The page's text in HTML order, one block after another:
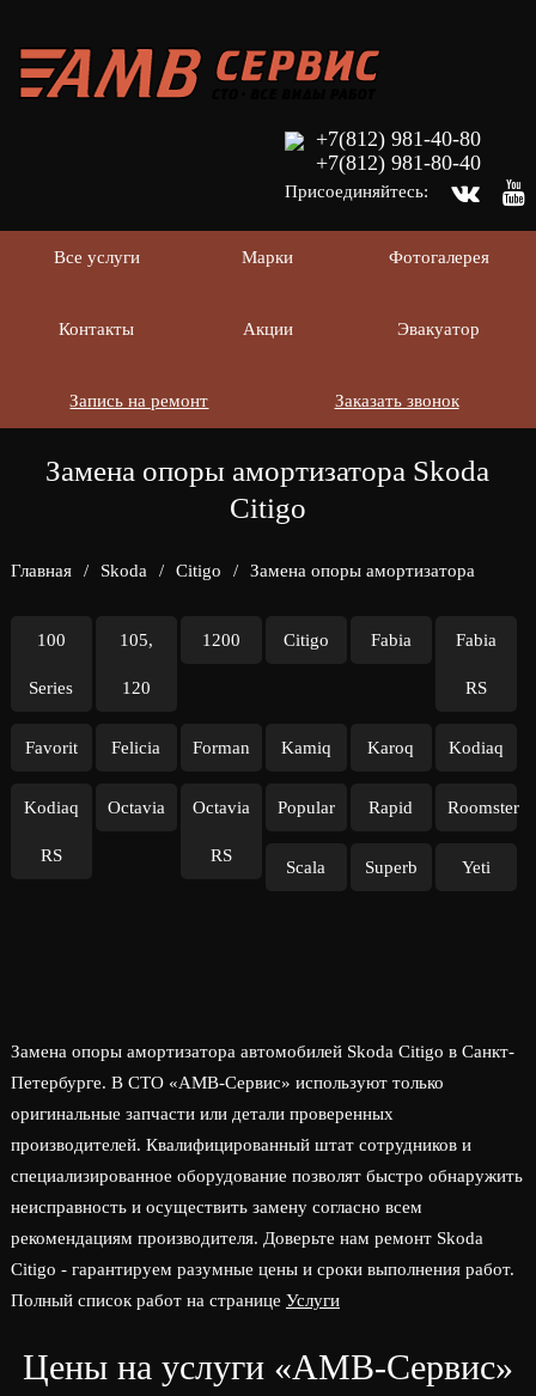
+7(812) 981-40-80
+7(812) 981-80-40
Присоединяйтесь:
Все услуги Марки Фотогалерея
Контакты Акции Эвакуатор
Заказать звонок
Запись на ремонт
Замена опоры амортизатора Skoda
Citigo
Главная / Skoda / Citigo / Замена опоры амортизатора
100
Series
105,
120
1200 Citigo Fabia Fabia
RS
Favorit Felicia Forman Kamiq Karoq Kodiaq
Kodiaq
RS
Octavia Octavia
RS
Popular Rapid Roomster
Scala Superb Yeti
Замена опоры амортизатора автомобилей Skoda Citigo в Санкт-
Петербурге. В СТО «АМВ-Сервис» используют только
оригинальные запчасти или детали проверенных
производителей. Квалифицированный штат сотрудников и
специализированное оборудование позволят быстро обнаружить
неисправность и осуществить замену согласно всем
рекомендациям производителя. Доверьте нам ремонт Skoda
Citigo - гарантируем разумные цены и сроки выполнения работ.
Полный список работ на странице Услуги
Цены на услуги «АМВ-Сервис»